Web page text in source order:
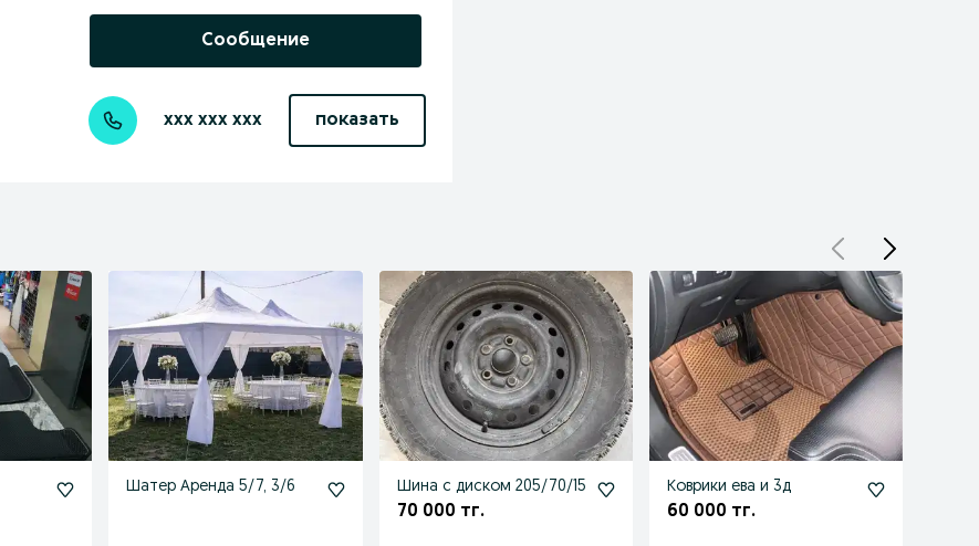
Сообщение
xxx xxx xxx показать
Шатер Аренда 5/7, 3/6 Шина с диском 205/70/15
70 000 тг.
Коврики ева и 3д
60 000 тг.